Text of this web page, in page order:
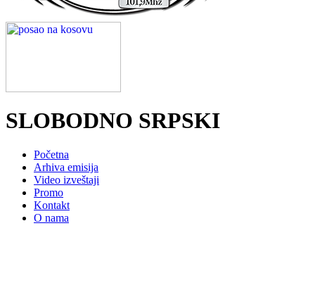
SLOBODNO SRPSKI
Početna
Arhiva emisija
Video izveštaji
Promo
Kontakt
O nama